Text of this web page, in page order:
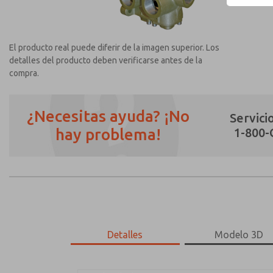
El producto real puede diferir de la imagen superior. Los
detalles del producto deben verificarse antes de la
compra.
¿Necesitas ayuda? ¡No
hay problema!
1-800-
Detalles Modelo 3D
¿Método de Contacto Preferido?
*Sí, he leído la política de privacidad y
únicamente con fines estrictamente